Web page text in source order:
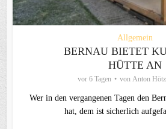
Allgemein
BERNAU BIETET
HÜTTE AN
vor 6 Tagen von Anton
Wer in den vergangenen Tagen den
hat, dem ist sicherlich